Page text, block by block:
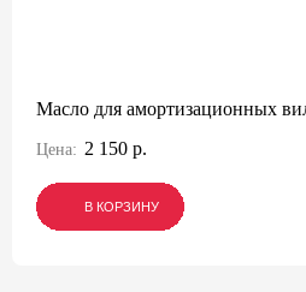
Масло для амортизационных
Цена: 2 150 р.
В КОРЗИНУ
В КОРЗИНУ
В КОРЗИНУ